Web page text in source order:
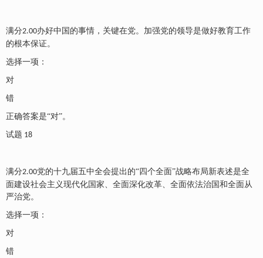
满分2.00办好中国的事情，关键在党。加强党的领导是做好教育工作
的根本保证。
选择一项：
对
错
正确答案是“对”。
试题 18
满分2.00党的十九届五中全会提出的“四个全面”战略布局新表述是全
面建设社会主义现代化国家、全面深化改革、全面依法治国和全面从
严治党。
选择一项：
对
错